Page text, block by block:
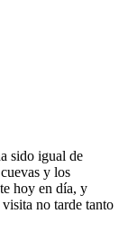
sido igual de
y los
hoy en día, y
no tarde tanto